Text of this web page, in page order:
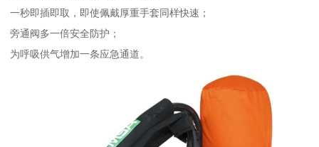
一秒即插即取，即使佩戴厚重手套同样快速；
旁通阀多一倍安全防护；
为呼吸供气增加一条应急通道。